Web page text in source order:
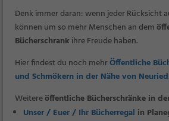
Denk immer daran: wenn jeder Rücksicht
können um so mehr Menschen an dem
Bücherschrank ihre Freude haben.
Hier findest du noch mehrÖffentliche
und Schmökern in der Nähe von Neuried.
Weitereöffentliche Bücherschränke in
Unser / Euer / Ihr Bücherregal in